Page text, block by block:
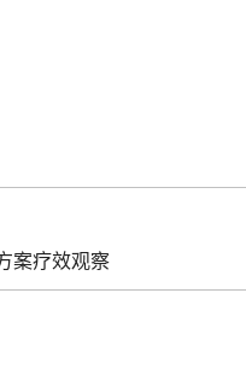
案疗效观察